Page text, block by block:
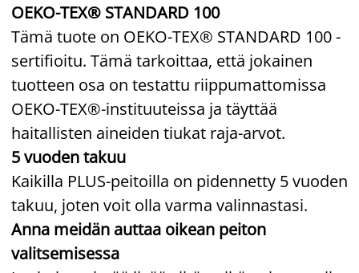
OEKO-TEX® STANDARD 100
Tämä tuote on OEKO-TEX® STANDARD 100 -
sertifioitu. Tämä tarkoittaa, että jokainen
tuotteen osa on testattu riippumattomissa
OEKO-TEX®-instituuteissa ja täyttää
haitallisten aineiden tiukat raja-arvot.
5 vuoden takuu
Kaikilla PLUS-peitoilla on pidennetty 5 vuoden
takuu, joten voit olla varma valinnastasi.
Anna meidän auttaa oikean peiton
valitsemisessa